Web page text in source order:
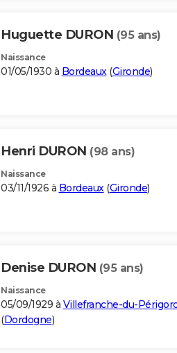
Huguette DURON (95 ans)
Naissance
01/05/1930 à Bordeaux(Gironde)
Henri DURON (98 ans)
Naissance
03/11/1926 à Bordeaux(Gironde)
Denise DURON (95 ans)
Naissance
05/09/1929 à Villefranche-du-
(Dordogne)